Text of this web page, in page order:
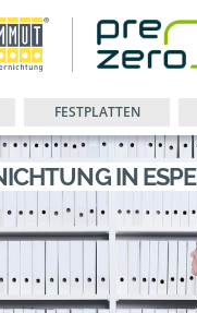
FESTPLATTEN
IN